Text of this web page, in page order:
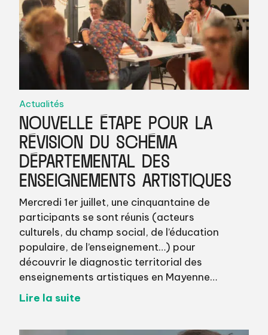
Actualités
NOUVELLE ÉTAPE POUR LA
RÉVISION DU SCHÉMA
DÉPARTEMENTAL DES
ENSEIGNEMENTS ARTISTIQUES
Mercredi 1er juillet, une cinquantaine de
participants se sont réunis (acteurs
culturels, du champ social, de l’éducation
populaire, de l’enseignement…) pour
découvrir le diagnostic territorial des
enseignements artistiques en Mayenne…
Lire la suite